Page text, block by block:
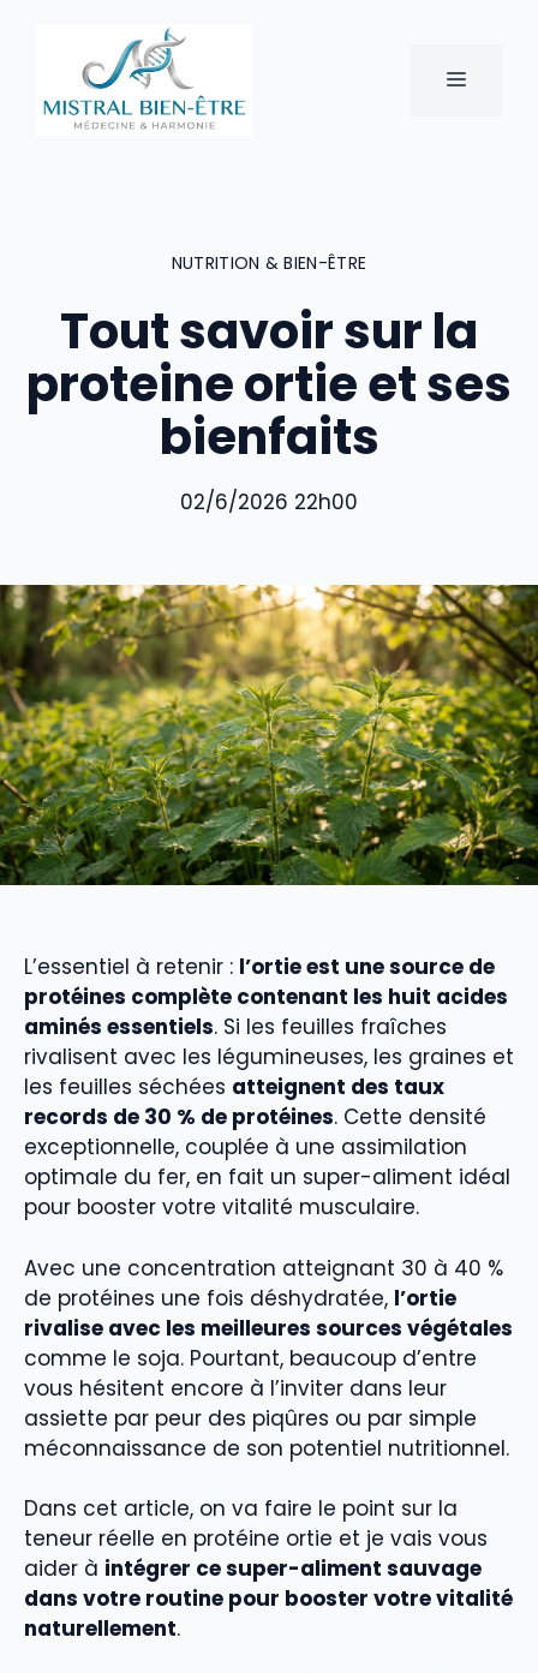
contenu
MENU
NUTRITION & BIEN-ÊTRE
Tout savoir sur la
proteine ortie et ses
bienfaits
02/6/2026 22h00
L’essentiel à retenir : l’ortie est une source de
protéines complète contenant les huit acides
aminés essentiels. Si les feuilles fraîches
rivalisent avec les légumineuses, les graines et
les feuilles séchées atteignent des taux
records de 30 % de protéines. Cette densité
exceptionnelle, couplée à une assimilation
optimale du fer, en fait un super-aliment idéal
pour booster votre vitalité musculaire.
Avec une concentration atteignant 30 à 40 %
de protéines une fois déshydratée, l’ortie
rivalise avec les meilleures sources végétales
comme le soja. Pourtant, beaucoup d’entre
vous hésitent encore à l’inviter dans leur
assiette par peur des piqûres ou par simple
méconnaissance de son potentiel nutritionnel.
Dans cet article, on va faire le point sur la
teneur réelle en protéine ortie et je vais vous
aider à intégrer ce super-aliment sauvage
dans votre routine pour booster votre vitalité
naturellement.